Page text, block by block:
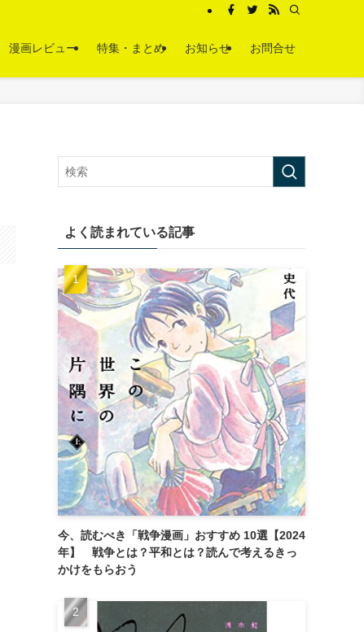
漫画レビュー 特集・まとめ お知らせ お問合せ
よく読まれている記事
今、読むべき「戦争漫画」おすすめ 10選【2024
年】 戦争とは？平和とは？読んで考えるきっ
かけをもらおう